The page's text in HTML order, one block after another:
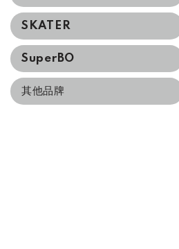
SKATER
SuperBO
其他品牌